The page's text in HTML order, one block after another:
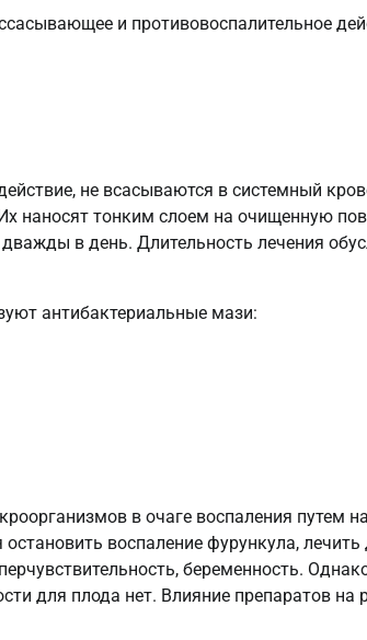
и противовоспалительное
не всасываются в системный
наносят тонким слоем на очищенную
в день. Длительность лечения
антибактериальные мази:
в очаге воспаления путем
остановить воспаление фурункула,
беременность.
для плода нет. Влияние препаратов